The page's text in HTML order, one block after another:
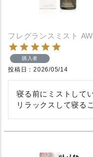
フレグランスミスト
購入者
投稿日 2026/05/14
寝る前にミストして
リラックスして寝る